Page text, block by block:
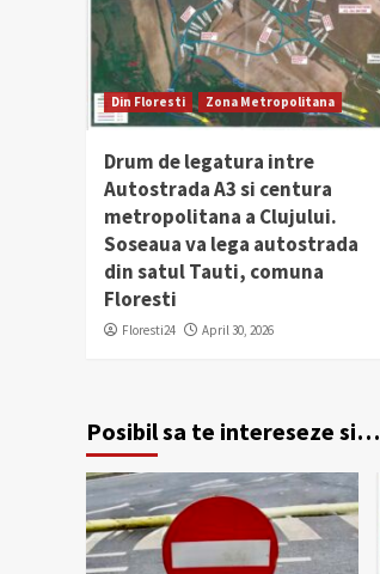
Din Floresti Zona Metropolitana
Drum de legatura intre
Autostrada A3 si centura
metropolitana a Clujului.
Soseaua va lega autostrada
din satul Tauti, comuna
Floresti
Floresti24 April 30, 2026
Posibil sa te intereseze si…